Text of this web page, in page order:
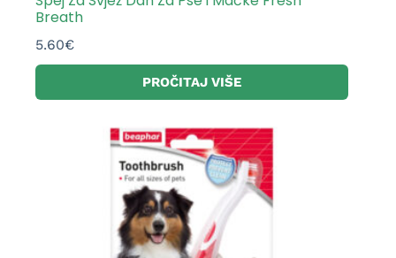
Breath
5.60€
PROČITAJ VIŠE